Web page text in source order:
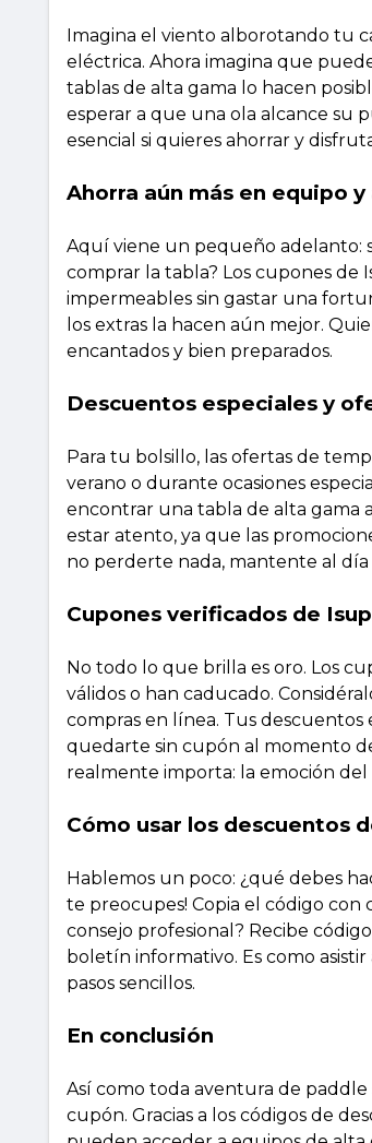
Imagina el viento alborotando tu
eléctrica. Ahora imagina que
tablas de alta gama lo hacen
esperar a que una ola alcance su
esencial si quieres ahorrar y
Ahorra aún más en equipo
Aquí viene un pequeño adelanto:
comprar la tabla? Los cupones de
impermeables sin gastar una
los extras la hacen aún mejor.
encantados y bien preparados.
Descuentos especiales y
Para tu bolsillo, las ofertas de
verano o durante ocasiones
encontrar una tabla de alta gama
estar atento, ya que las
no perderte nada, mantente al
Cupones verificados de
No todo lo que brilla es oro. Los
válidos o han caducado.
compras en línea. Tus descuentos
quedarte sin cupón al momento
realmente importa: la emoción
Cómo usar los descuentos
Hablemos un poco: ¿qué debes
te preocupes! Copia el código con
consejo profesional? Recibe
boletín informativo. Es como
pasos sencillos.
En conclusión
Así como toda aventura de
cupón. Gracias a los códigos de